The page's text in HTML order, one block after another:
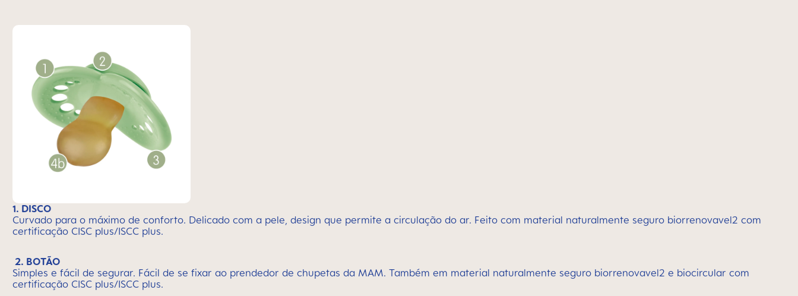
1. DISCO
Curvado para o máximo de conforto. Delicado com a pele, design que permite a circulação do ar. Feito com material naturalmente seguro biorrenovavel2 com
certificação CISC plus/ISCC plus.
2. BOTÃO
Simples e fácil de segurar. Fácil de se fixar ao prendedor de chupetas da MAM. Também em material naturalmente seguro biorrenovavel2 e biocircular com
certificação CISC plus/ISCC plus.